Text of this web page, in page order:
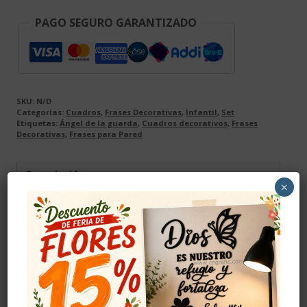
PAGO SEGURO GARANTIZADO
SKU: N/D
Categorías: Cuadros, Frases Decorativas, Infantil, Set
Etiquetas: Ángel de la guarda, Cuadros decorativos, Frases
Decorativas, Frases para Pared
Descripción
Valoraciones (0)
Descripción
Producto elaborado en madera MDF de alta
calidad, el color se da con vinilo adhesivo, el
cual se pega a la madera antes de realizar el
×